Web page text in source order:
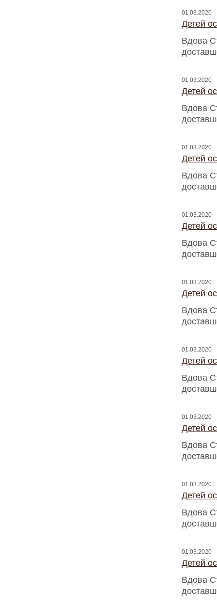
01.03.2020
Детей
Вдова
01.03.2020
Детей
Вдова
01.03.2020
Детей
Вдова
01.03.2020
Детей
Вдова
01.03.2020
Детей
Вдова
01.03.2020
Детей
Вдова
01.03.2020
Детей
Вдова
01.03.2020
Детей
Вдова
01.03.2020
Детей
Вдова